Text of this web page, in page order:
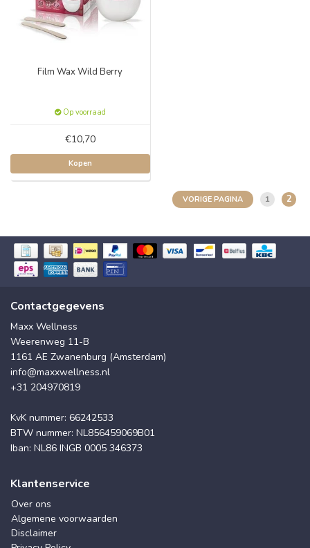
Film Wax Wild Berry
Op voorraad
€10,70
Kopen
VORIGE PAGINA 1 2
Contactgegevens
Maxx Wellness
Weerenweg 11-B
1161 AE Zwanenburg (Amsterdam)
info@maxxwellness.nl
+31 204970819
KvK nummer: 66242533
BTW nummer: NL856459069B01
Iban: NL86 INGB 0005 346373
Klantenservice
Over ons
Algemene voorwaarden
Disclaimer